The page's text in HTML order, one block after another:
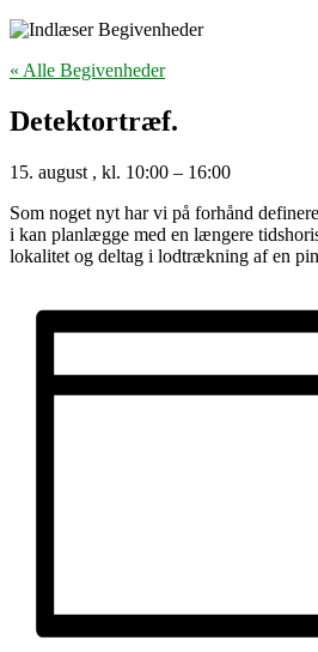
« Alle Begivenheder
Detektortræf.
15. august , kl. 10:00 – 16:00
Som noget nyt har vi på forhånd
i kan planlægge med en længere
lokalitet og deltag i lodtrækning af en